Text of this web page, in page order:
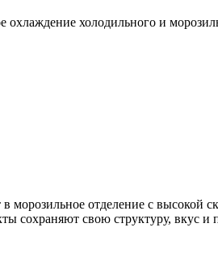
холодильного и
отделение с высокой
сохраняют свою структуру, вкус и